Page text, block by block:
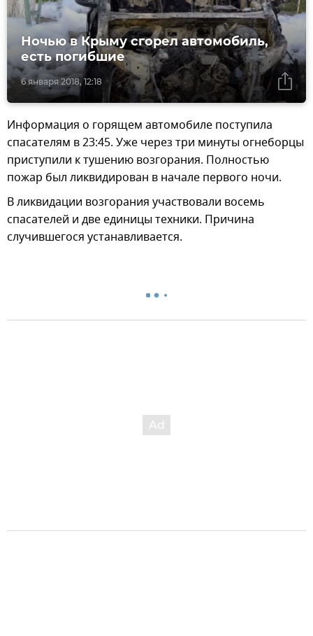
6 января 2018, 12:18
Ночью в Крыму сгорел автомобиль,
есть погибшие
Информация о горящем автомобиле поступила
спасателям в 23:45. Уже через три минуты огнеборцы
приступили к тушению возгорания. Полностью
пожар был ликвидирован в начале первого ночи.
В ликвидации возгорания участвовали восемь
спасателей и две единицы техники. Причина
случившегося устанавливается.